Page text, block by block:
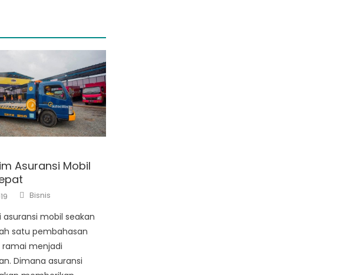
Asuransi Mobil
Author
Bisnis
asuransi mobil seakan
satu pembahasan
menjadi
Dimana asuransi